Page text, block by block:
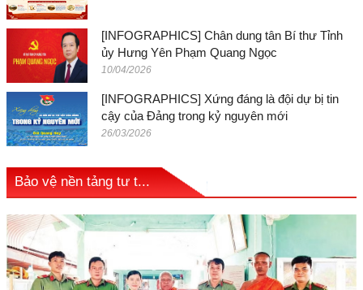
[INFOGRAPHICS] Chân dung tân Bí thư Tỉnh
ủy Hưng Yên Phạm Quang Ngọc
10/04/2026
[INFOGRAPHICS] Xứng đáng là đội dự bị tin
cậy của Đảng trong kỷ nguyên mới
26/03/2026
Bảo vệ nền tảng tư t...